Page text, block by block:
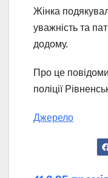
Жінка
уважність та
додому.
Про це
поліції
Джерело